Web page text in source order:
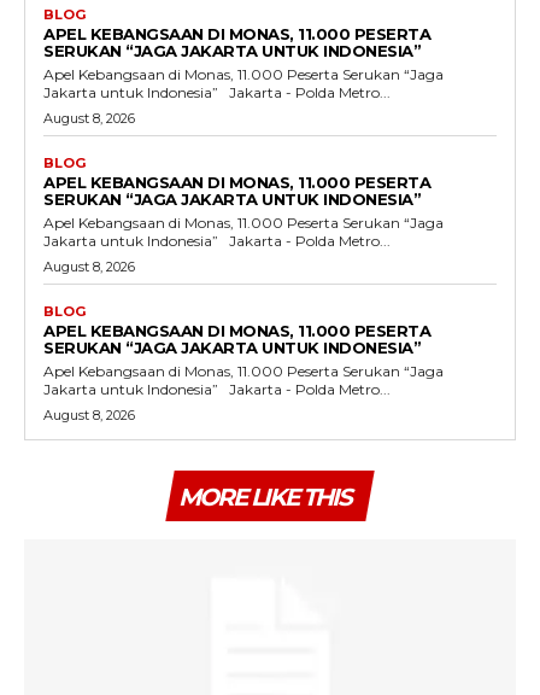
BLOG
APEL KEBANGSAAN DI MONAS, 11.000 PESERTA
SERUKAN “JAGA JAKARTA UNTUK INDONESIA”
Apel Kebangsaan di Monas, 11.000 Peserta Serukan “Jaga
Jakarta untuk Indonesia” Jakarta - Polda Metro...
August 8, 2026
BLOG
APEL KEBANGSAAN DI MONAS, 11.000 PESERTA
SERUKAN “JAGA JAKARTA UNTUK INDONESIA”
Apel Kebangsaan di Monas, 11.000 Peserta Serukan “Jaga
Jakarta untuk Indonesia” Jakarta - Polda Metro...
August 8, 2026
BLOG
APEL KEBANGSAAN DI MONAS, 11.000 PESERTA
SERUKAN “JAGA JAKARTA UNTUK INDONESIA”
Apel Kebangsaan di Monas, 11.000 Peserta Serukan “Jaga
Jakarta untuk Indonesia” Jakarta - Polda Metro...
August 8, 2026
MORE LIKE THIS